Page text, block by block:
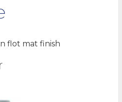
flot mat finish